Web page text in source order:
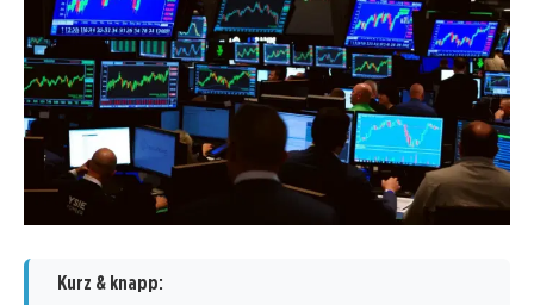
Kurz & knapp: